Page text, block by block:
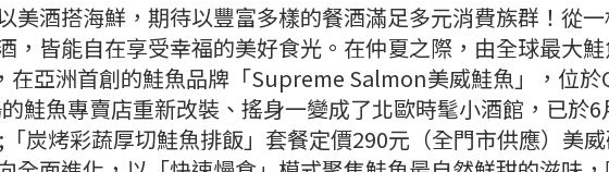
美酒搭海鮮，期待以豐富多樣的餐酒滿足多元消費族群！從
，皆能自在享受幸福的美好食光。在仲夏之際，由全球最大
在亞洲首創的鮭魚品牌「Supreme Salmon美威鮭魚」，位於
鮭魚專賣店重新改裝、搖身一變成了北歐時髦小酒館，已於6
炭烤彩蔬厚切鮭魚排飯」套餐定價290元（全門市供應）美